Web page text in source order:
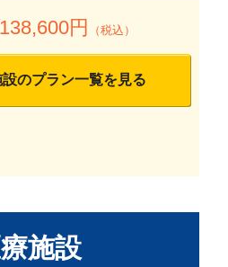
138,600円 （税込）
のプラン一覧を見る
施設